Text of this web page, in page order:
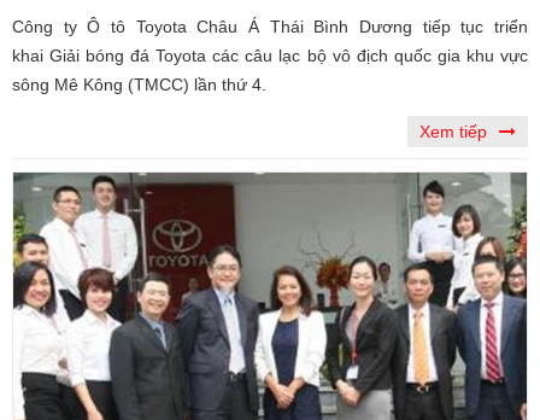
Công ty Ô tô Toyota Châu Á Thái Bình Dương tiếp tục triển
khai Giải bóng đá Toyota các câu lạc bộ vô địch quốc gia khu vực
sông Mê Kông (TMCC) lần thứ 4.
Xem tiếp